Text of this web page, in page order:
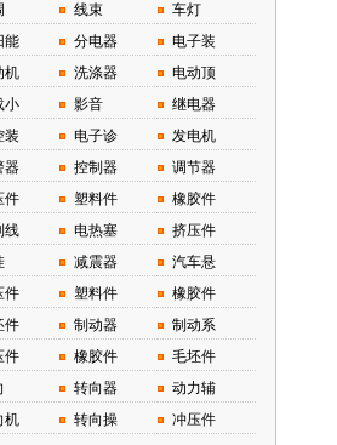
线束
车灯
能
分电器
电子装
机
洗涤器
电动顶
小
影音
继电器
装
电子诊
发电机
器
控制器
调节器
件
塑料件
橡胶件
线
电热塞
挤压件
减震器
汽车悬
件
塑料件
橡胶件
件
制动器
制动系
件
橡胶件
毛坯件
转向器
动力辅
机
转向操 冲压件